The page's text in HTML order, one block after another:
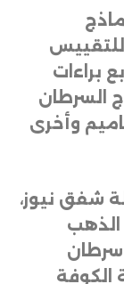
للتقييس
براءات
السرطان
وأخرى
شفق نيوز،
الذهب
سرطان
الكوفة